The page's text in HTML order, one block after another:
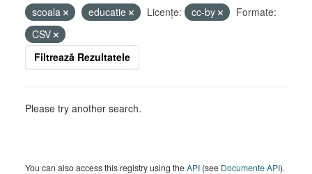
scoala
educatie Licenţe: cc-by
Formate:
CSV
Filtrează Rezultatele
Please try another search.
You can also access this registry using theAPI (see Documente API).